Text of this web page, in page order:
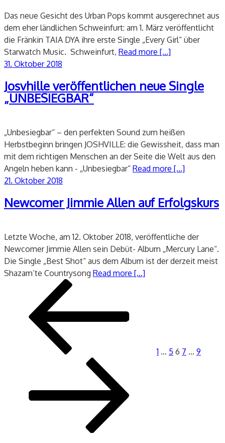
Das neue Gesicht des Urban Pops kommt ausgerechnet aus
dem eher ländlichen Schweinfurt: am 1. März veröffentlicht
die Fränkin TAIA DYA ihre erste Single „Every Girl“ über
Starwatch Music. Schweinfurt, Read more [...]
Veröffentlicht
31. Oktober 2018
Josvhille veröffentlichen neue Single
„UNBESIEGBAR“
„Unbesiegbar“ – den perfekten Sound zum heißen
Herbstbeginn bringen JOSHVILLE: die Gewissheit, dass man
mit dem richtigen Menschen an der Seite die Welt aus den
Angeln heben kann - „Unbesiegbar“ Read more [...]
Veröffentlicht
21. Oktober 2018
Newcomer Jimmie Allen auf Erfolgskurs
Letzte Woche, am 12. Oktober 2018, veröffentliche der
Newcomer Jimmie Allen sein Debüt- Album „Mercury Lane“.
Die Single „Best Shot“ aus dem Album ist der derzeit meist
Shazam‘te Countrysong Read more [...]
Seitennummerierung
Beiträge
1 … 5 6 7 … 9